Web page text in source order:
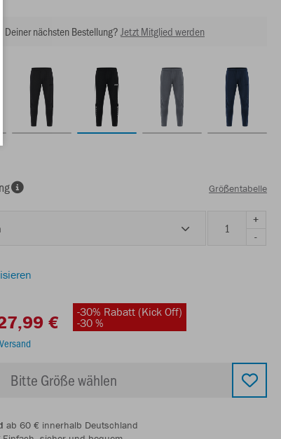
nächsten Bestellung? Jetzt Mitglied werden
Größentabelle
+
-
€
-30% Rabatt (Kick Off)
-30 %
Bitte Größe wählen
ab 60 € innerhalb Deutschland